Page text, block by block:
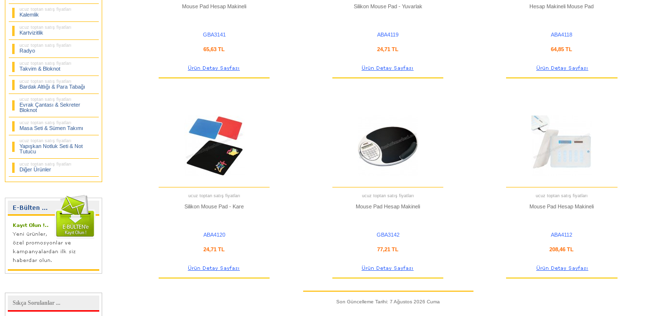
ucuz toptan satış fiyatları
Kalemlik
ucuz toptan satış fiyatları
Kartvizitlik
ucuz toptan satış fiyatları
Radyo
ucuz toptan satış fiyatları
Takvim & Bloknot
ucuz toptan satış fiyatları
Bardak Altlığı & Para Tabağı
ucuz toptan satış fiyatları
Evrak Çantası & Sekreter
Bloknot
ucuz toptan satış fiyatları
Masa Seti & Sümen Takımı
ucuz toptan satış fiyatları
Yapışkan Notluk Seti & Not
Tutucu
ucuz toptan satış fiyatları
Diğer Ürünler
Sıkça Sorulanlar ...
Mouse Pad Hesap Makineli
GBA3141
65,63 TL
Silikon Mouse Pad - Yuvarlak
ABA4119
24,71 TL
Hesap Makineli Mouse Pad
ABA4118
64,85 TL
ucuz toptan satış fiyatları
Silikon Mouse Pad - Kare
ABA4120
24,71 TL
ucuz toptan satış fiyatları
Mouse Pad Hesap Makineli
GBA3142
77,21 TL
ucuz toptan satış fiyatları
Mouse Pad Hesap Makineli
ABA4112
208,46 TL
Son Güncelleme Tarihi: 7 Ağustos 2026 Cuma